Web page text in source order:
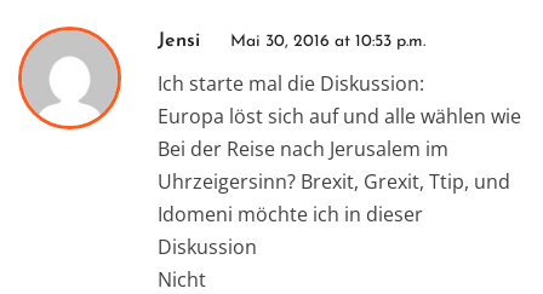
Jensi Mai 30, 2016 at 10:53 p.m.
Ich starte mal die Diskussion:
Europa löst sich auf und alle wählen wie
Bei der Reise nach Jerusalem im
Uhrzeigersinn? Brexit, Grexit, Ttip, und
Idomeni möchte ich in dieser
Diskussion
Nicht